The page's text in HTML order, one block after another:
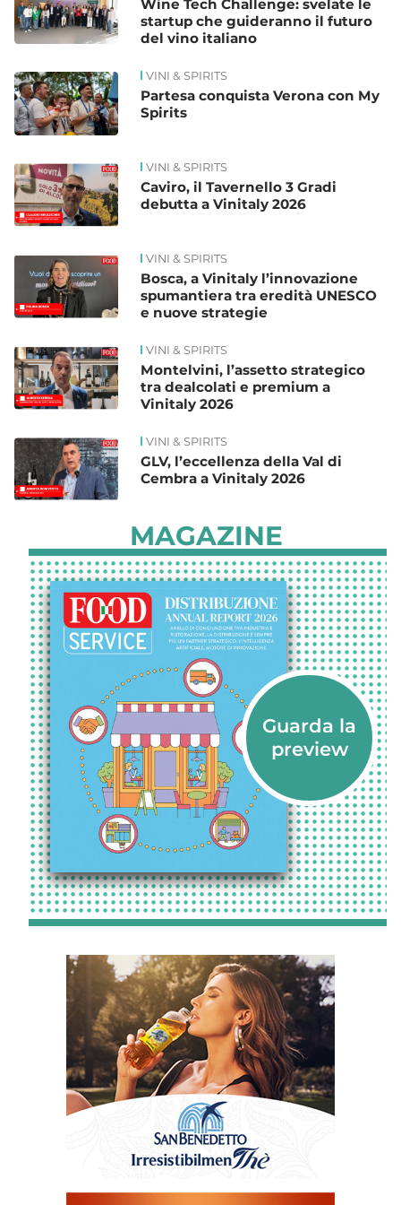
Wine Tech Challenge: svelate le
startup che guideranno il futuro
del vino italiano
VINI & SPIRITS
Partesa conquista Verona con My
Spirits
VINI & SPIRITS
Caviro, il Tavernello 3 Gradi
debutta a Vinitaly 2026
VINI & SPIRITS
Bosca, a Vinitaly l’innovazione
spumantiera tra eredità UNESCO
e nuove strategie
VINI & SPIRITS
Montelvini, l’assetto strategico
tra dealcolati e premium a
Vinitaly 2026
VINI & SPIRITS
GLV, l’eccellenza della Val di
Cembra a Vinitaly 2026
MAGAZINE